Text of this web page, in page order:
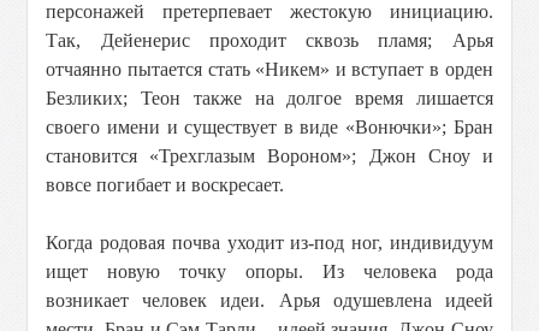
персонажей претерпевает жестокую инициацию.
Так, Дейенерис проходит сквозь пламя; Арья
отчаянно пытается стать «Никем» и вступает в орден
Безликих; Теон также на долгое время лишается
своего имени и существует в виде «Вонючки»; Бран
становится «Трехглазым Вороном»; Джон Сноу и
вовсе погибает и воскресает.
Когда родовая почва уходит из-под ног, индивидуум
ищет новую точку опоры. Из человека рода
возникает человек идеи. Арья одушевлена идеей